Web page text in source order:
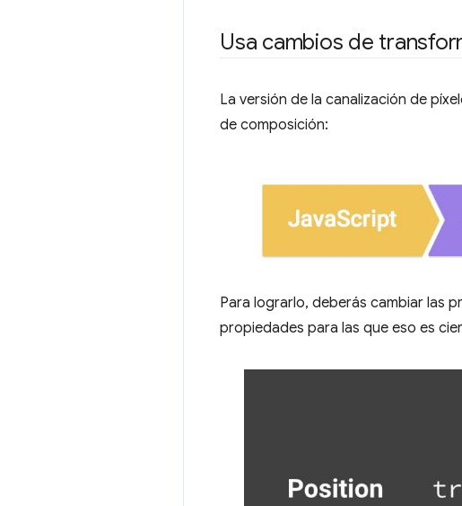
Usa cambios de
La versión de la canalización de
de composición:
Para lograrlo, deberás cambiar las
propiedades para las que eso es